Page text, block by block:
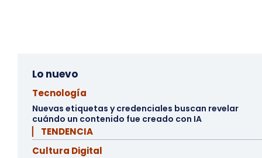
Lo nuevo
Tecnología
Nuevas etiquetas y credenciales buscan revelar
cuándo un contenido fue creado con IA
▏ TENDENCIA
Cultura Digital